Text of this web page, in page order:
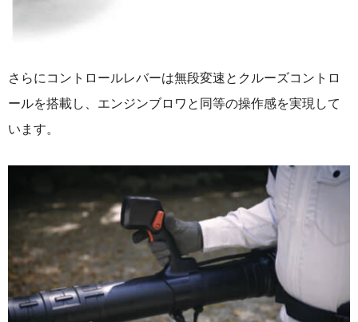
さらにコントロールレバーは無段変速とクルーズコントロ
ールを搭載し、エンジンブロワと同等の操作感を実現して
います。